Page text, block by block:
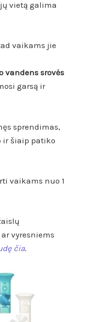
jų vietą galima
vaikams jie
srovės
garsą ir
sprendimas,
ir šiaip patiko
vaikams nuo 1
vyresniems
čia.